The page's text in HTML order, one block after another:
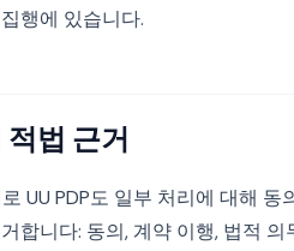
행에 있습니다.
법 근거
UU PDP도 일부 처리에 대해
합니다: 동의, 계약 이행, 법적